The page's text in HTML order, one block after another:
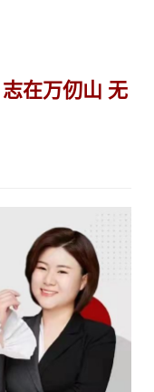
在万仞山 无